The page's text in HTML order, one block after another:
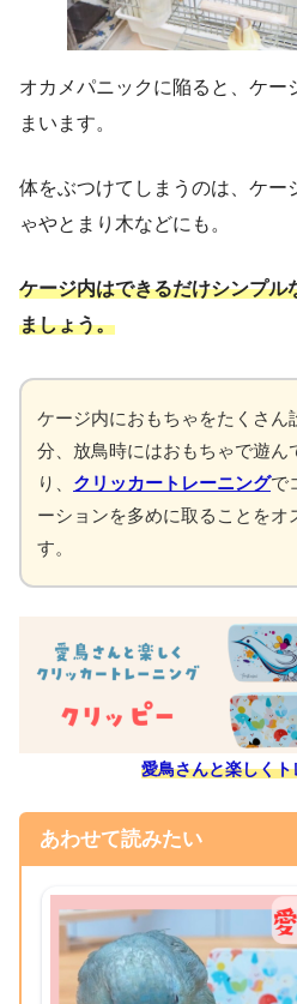
オカメパニックに陥ると、ケー
まいます。
体をぶつけてしまうのは、ケー
ゃやとまり木などにも。
ケージ内はできるだけシンプル
ましょう。
ケージ内におもちゃをたくさん
分、放鳥時にはおもちゃで遊ん
り、 クリッカートレーニングで
ーションを多めに取ることをオ
す。
愛鳥さんと楽しくト
あわせて読みたい